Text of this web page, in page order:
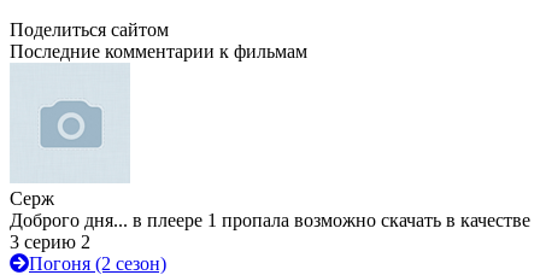
Поделиться сайтом
Последние комментарии к фильмам
Серж
Доброго дня... в плеере 1 пропала возможно скачать в качестве
3 серию 2
Погоня (2 сезон)